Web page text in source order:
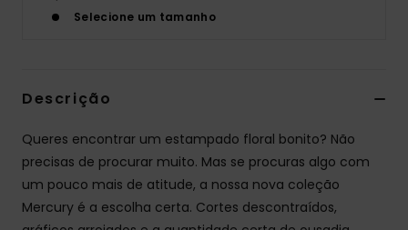
Selecione um tamanho
Descrição
Queres encontrar um estampado floral bonito? Não
precisas de procurar muito. Mas se procuras algo com
um pouco mais de atitude, a nossa nova coleção
Mercury é a escolha certa. Cortes descontraídos,